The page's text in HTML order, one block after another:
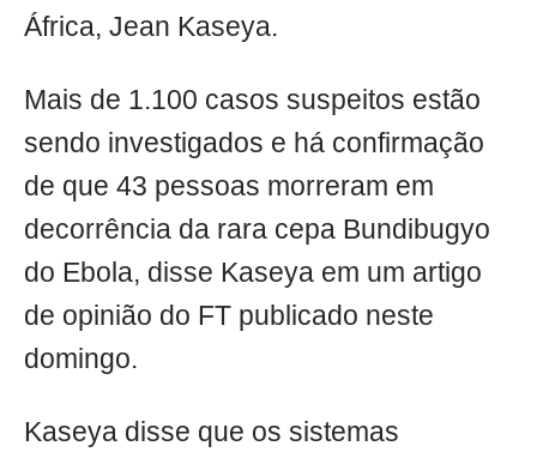
África, Jean Kaseya.
Mais de 1.100 casos suspeitos estão
sendo investigados e há confirmação
de que 43 pessoas morreram em
decorrência da rara cepa Bundibugyo
do Ebola, disse Kaseya em um artigo
de opinião do FT publicado neste
domingo.
Kaseya disse que os sistemas